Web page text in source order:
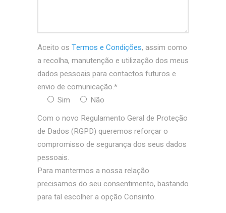
Aceito os Termos e Condições, assim como
a recolha, manutenção e utilização dos meus
dados pessoais para contactos futuros e
envio de comunicação.*
Sim
Não
Com o novo Regulamento Geral de Proteção
de Dados (RGPD) queremos reforçar o
compromisso de segurança dos seus dados
pessoais.
Para mantermos a nossa relação
precisamos do seu consentimento, bastando
para tal escolher a opção Consinto.